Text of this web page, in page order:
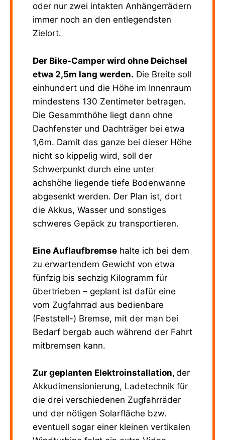
oder nur zwei intakten Anhängerrädern
immer noch an den entlegendsten
Zielort.
Der Bike-Camper wird ohne Deichsel
etwa 2,5m lang werden. Die Breite soll
einhundert und die Höhe im Innenraum
mindestens 130 Zentimeter betragen.
Die Gesammthöhe liegt dann ohne
Dachfenster und Dachträger bei etwa
1,6m. Damit das ganze bei dieser Höhe
nicht so kippelig wird, soll der
Schwerpunkt durch eine unter
achshöhe liegende tiefe Bodenwanne
abgesenkt werden. Der Plan ist, dort
die Akkus, Wasser und sonstiges
schweres Gepäck zu transportieren.
Eine Auflaufbremse halte ich bei dem
zu erwartendem Gewicht von etwa
fünfzig bis sechzig Kilogramm für
übertrieben – geplant ist dafür eine
vom Zugfahrrad aus bedienbare
(Feststell-) Bremse, mit der man bei
Bedarf bergab auch während der Fahrt
mitbremsen kann.
Zur geplanten Elektroinstallation, der
Akkudimensionierung, Ladetechnik für
die drei verschiedenen Zugfahrräder
und der nötigen Solarfläche bzw.
eventuell sogar einer kleinen vertikalen